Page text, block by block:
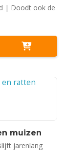
| Doodt ook de
muizen
jarenlang